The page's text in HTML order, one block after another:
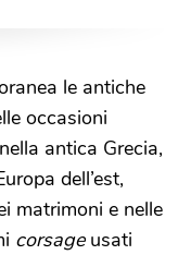
le antiche
occasioni
antica Grecia,
dell’est,
matrimoni e nelle
corsageusati